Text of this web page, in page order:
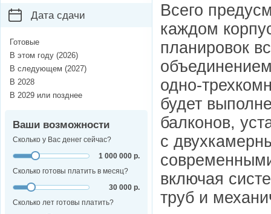
Всего
каждом
планировок
одно-
будет
балконов,
с
включая
труб и
Дата сдачи
Готовые
В этом году (2026)
В следующем (2027)
В 2028
В 2029 или позднее
Ваши возможности
Сколько у Вас денег сейчас?
1 000 000 р.
Сколько готовы платить в месяц?
30 000 р.
Сколько лет готовы платить?